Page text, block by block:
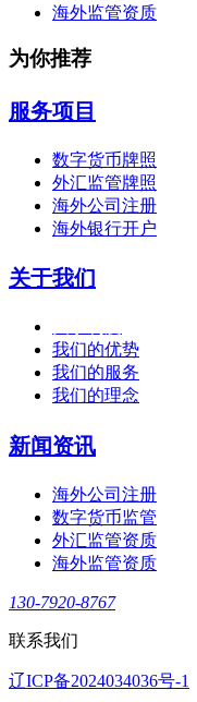
海外监管资质
为你推荐
服务项目
数字货币牌照
外汇监管牌照
海外公司注册
海外银行开户
关于我们
我们的优势
我们的服务
我们的理念
新闻资讯
海外公司注册
数字货币监管
外汇监管资质
海外监管资质
130-7920-8767
联系我们
辽ICP备2024034036号-1